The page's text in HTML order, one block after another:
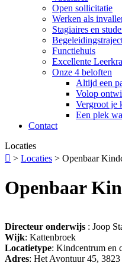
Open sollicitatie
Werken als
Stagiaires en
Functiehuis
Excellente
Onze 4 beloften
Altijd een
Volop
Vergroot je
Een plek
Contact
Locaties
 > Locaties > Openbaar
Openbaar
Directeur onderwijs : Joop
Wijk: Kattenbroek
Locatietype: Kindcentrum en
Adres: Het Avontuur 45,